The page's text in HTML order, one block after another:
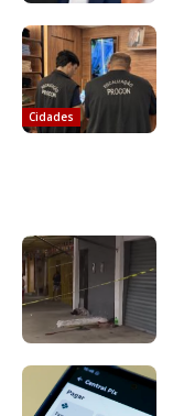
Cidades